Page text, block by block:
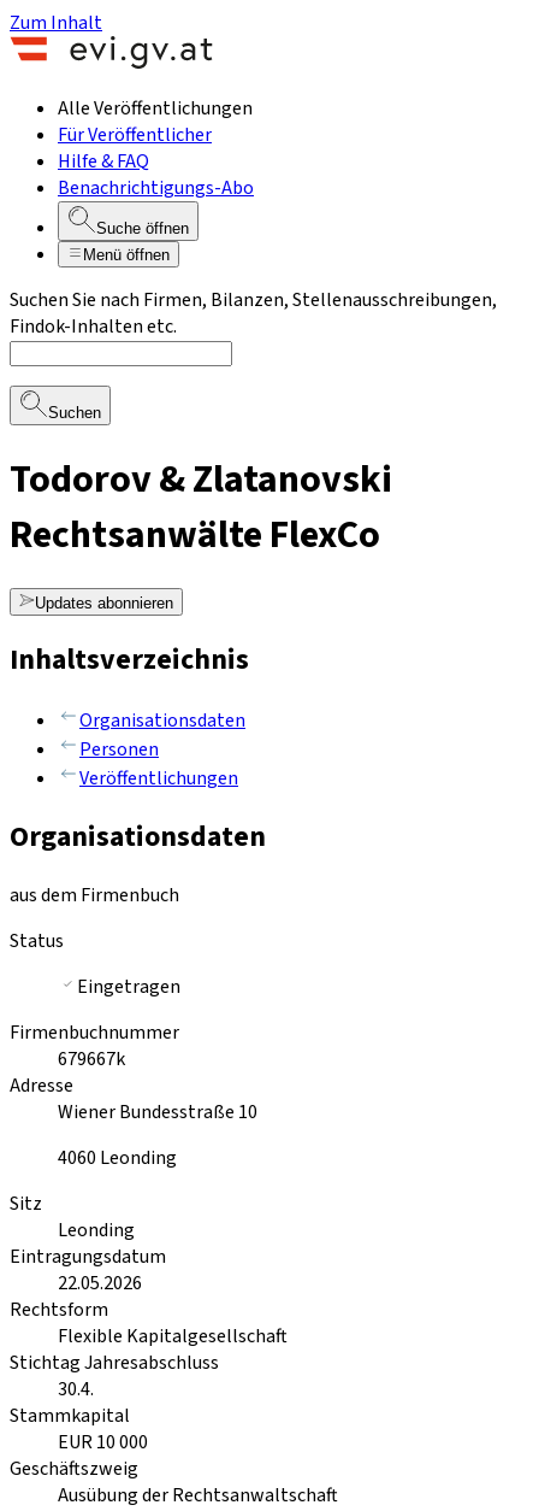
Zum Inhalt
Alle Veröffentlichungen
Für Veröffentlicher
Hilfe & FAQ
Benachrichtigungs-Abo
Suche öffnen
Menü öffnen
Suchen Sie nach Firmen, Bilanzen, Stellenausschreibungen,
Findok-Inhalten etc.
Suchen
Todorov & Zlatanovski
Rechtsanwälte FlexCo
Updates abonnieren
Inhaltsverzeichnis
Organisationsdaten
Personen
Veröffentlichungen
Organisationsdaten
aus dem Firmenbuch
Status
Eingetragen
Firmenbuchnummer
679667k
Adresse
Wiener Bundesstraße 10
4060 Leonding
Sitz
Leonding
Eintragungsdatum
22.05.2026
Rechtsform
Flexible Kapitalgesellschaft
Stichtag Jahresabschluss
30.4.
Stammkapital
EUR 10 000
Geschäftszweig
Ausübung der Rechtsanwaltschaft